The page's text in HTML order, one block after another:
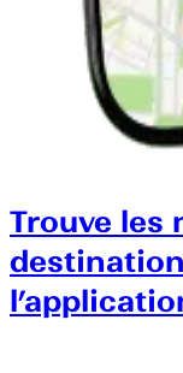
Trouve les